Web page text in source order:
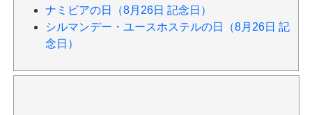
ナミビアの日（8月26日 記念日）
シルマンデー・ユースホステルの日（8月26日 記
念日）